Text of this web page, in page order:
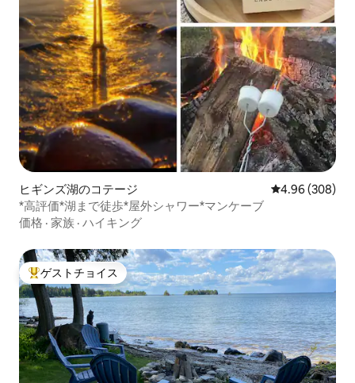
ヒギンズ湖のコテージ レビュー308
4.96 (308)
*高評価*湖まで徒歩*屋外シャワー*マンケーブ
価格 · 家族 · ハイキング
大好評のゲストチョイスです。
ゲストチョイス